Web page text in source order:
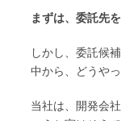
まずは、委託先
しかし、委託候
中から、どうや
当社は、開発会